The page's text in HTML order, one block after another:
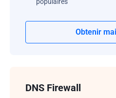
Obtenir
DNS Firewall